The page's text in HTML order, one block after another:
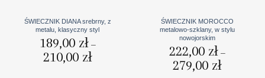
ŚWIECZNIK DIANA srebrny, z
metalu, klasyczny styl
189,00 zł –
210,00 złcen:
ŚWIECZNIK MOROCCO
metalowo-szklany, w stylu
nowojorskim
222,00 zł –
279,00 złcen: